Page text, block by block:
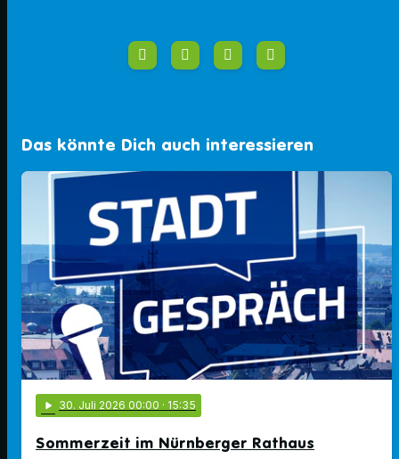
Das könnte Dich auch interessieren
play_arrow 30. Juli 2026 00:00 · 15:35
Sommerzeit im Nürnberger Rathaus